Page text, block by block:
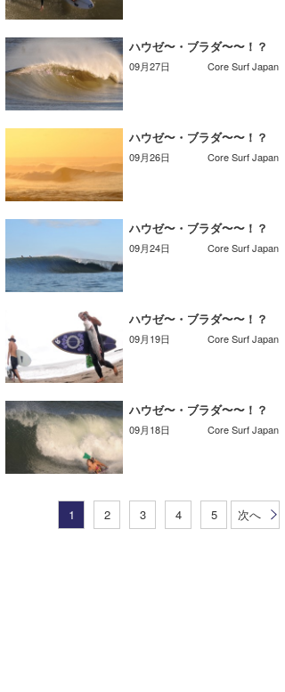
ハウゼ〜・ブラダ〜〜！？
09月27日 Core Surf Japan
ハウゼ〜・ブラダ〜〜！？
09月26日 Core Surf Japan
ハウゼ〜・ブラダ〜〜！？
09月24日 Core Surf Japan
ハウゼ〜・ブラダ〜〜！？
09月19日 Core Surf Japan
ハウゼ〜・ブラダ〜〜！？
09月18日 Core Surf Japan
1 2 3 4 5 次へ
予報士 hiro.
banpaku
chappy